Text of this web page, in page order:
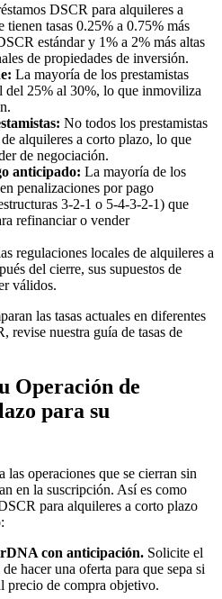
DSCR para alquileres a
tienen tasas 0.25% a 0.75% más
estándar y 1% a 2% más altas
de propiedades de inversión.
La mayoría de los prestamistas
del 25% al 30%, lo que inmoviliza
No todos los prestamistas
alquileres a corto plazo, lo que
de negociación.
anticipado: La mayoría de los
penalizaciones por pago
3-2-1 o 5-4-3-2-1) que
refinanciar o vender
regulaciones locales de alquileres a
del cierre, sus supuestos de
válidos.
las tasas actuales en diferentes
revise nuestra guía de tasas de
Operación de
para su
las operaciones que se cierran sin
en la suscripción. Así es como
para alquileres a corto plazo
con anticipación. Solicite el
hacer una oferta para que sepa si
precio de compra objetivo.